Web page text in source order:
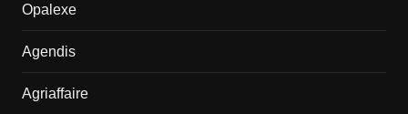
Opalexe
Agendis
Agriaffaire